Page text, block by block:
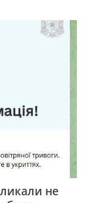
не